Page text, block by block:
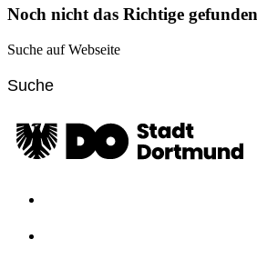
Noch nicht das Richtige
Suche auf Webseite